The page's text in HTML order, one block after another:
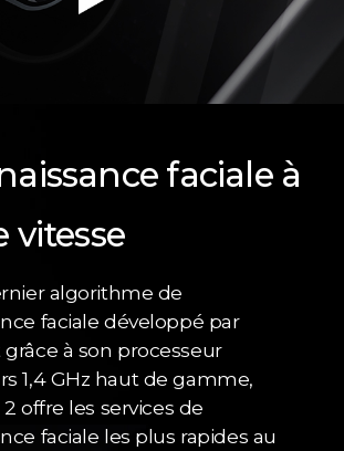
faciale à
vitesse
algorithme de
faciale développé par
à son processeur
1,4 GHz haut de gamme,
offre les services de
faciale les plus rapides au